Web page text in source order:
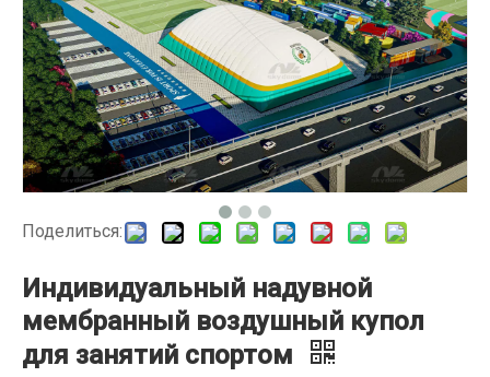
Поделиться:
Индивидуальный надувной
мембранный воздушный купол
для занятий спортом